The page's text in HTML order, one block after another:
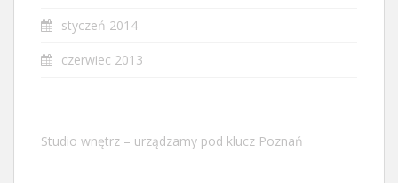
styczeń 2014
czerwiec 2013
Studio wnętrz – urządzamy pod klucz Poznań